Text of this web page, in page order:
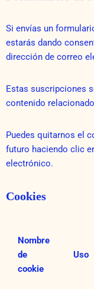
Si envías un
estarás dando
dirección de correo
Estas suscripciones
contenido
Puedes quitarnos el
futuro haciendo clic
electrónico.
Cookies
Nombre
de
cookie
Uso